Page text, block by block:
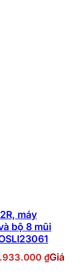
máy
bộ 8 mũi
₫Giá